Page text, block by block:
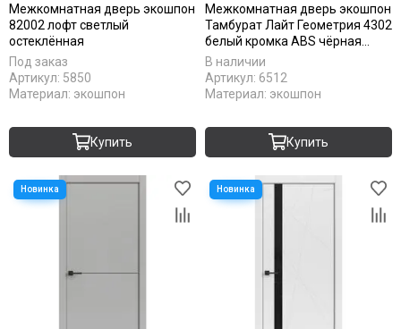
Межкомнатная дверь экошпон
82002 лофт светлый
остеклённая
Под заказ
Артикул: 5850
Материал: экошпон
Купить
Межкомнатная дверь экошпон
Тамбурат Лайт Геометрия 4302
белый кромка ABS чёрная
глухая
В наличии
Артикул: 6512
Материал: экошпон
Купить